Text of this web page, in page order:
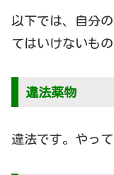
以下では、自分
てはいけないも
違法薬物
違法です。やっ